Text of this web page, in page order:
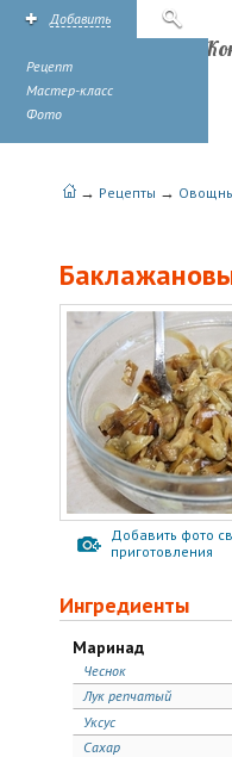
Добавить
Рецепт
Мастер-класс
Фото
→ Рецепты →
Добавить фото
приготовления
Ингредиенты
Маринад
Чеснок
Лук репчатый
Уксус
Сахар